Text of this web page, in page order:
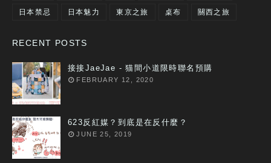
日本禁忌 日本魅力 東京之旅 桌布 關西之旅
RECENT POSTS
接接JaeJae - 猫間小道限時聯名預購
FEBRUARY 12, 2020
623反紅媒？到底是在反什麼？
JUNE 25, 2019